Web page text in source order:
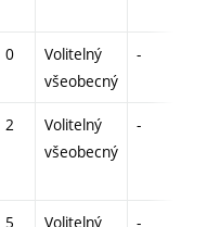
0
Volitelný
všeobecný
-
2
Volitelný
všeobecný
-
5
Volitelný
-